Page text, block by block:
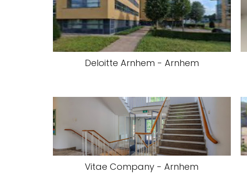
Deloitte Arnhem - Arnhem
Vitae Company - Arnhem